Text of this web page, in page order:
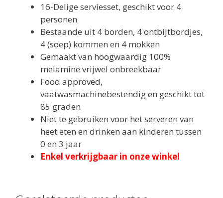
16-Delige serviesset, geschikt voor 4
personen
Bestaande uit 4 borden, 4 ontbijtbordjes,
4 (soep) kommen en 4 mokken
Gemaakt van hoogwaardig 100%
melamine vrijwel onbreekbaar
Food approved,
vaatwasmachinebestendig en geschikt tot
85 graden
Niet te gebruiken voor het serveren van
heet eten en drinken aan kinderen tussen
0 en 3 jaar
Enkel verkrijgbaar in onze winkel